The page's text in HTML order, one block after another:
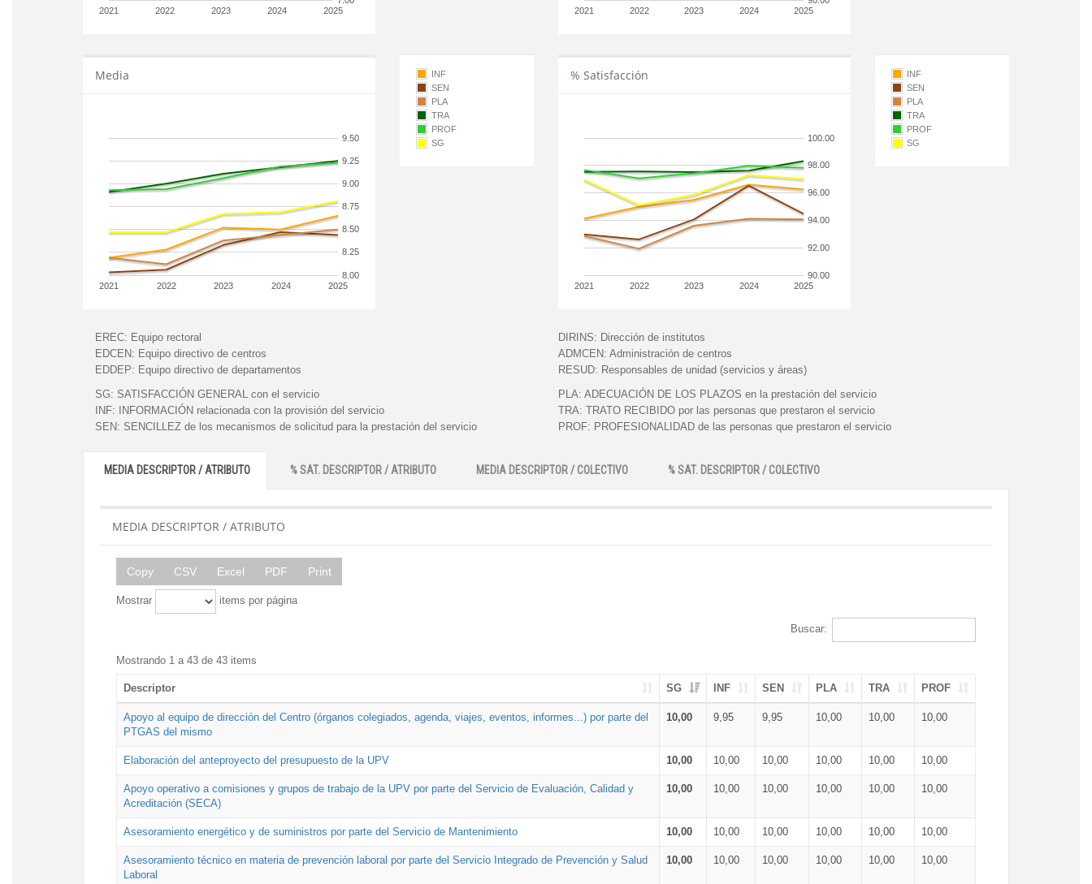
2021 2022 2023 2024 2025 2021 2022 2023 2024 2025
Media
2021 2022 2023 2024 2025
8.00
8.25
8.50
8.75
9.00
9.25
9.50
INF
SEN
PLA
TRA
PROF
SG
% Satisfacción
2021 2022 2023 2024 2025
90.00
92.00
94.00
96.00
98.00
100.00
INF
SEN
PLA
TRA
PROF
SG
EREC: Equipo rectoral
EDCEN: Equipo directivo de centros
EDDEP: Equipo directivo de departamentos
DIRINS: Dirección de institutos
ADMCEN: Administración de centros
RESUD: Responsables de unidad (servicios y áreas)
SG: SATISFACCIÓN GENERAL con el servicio
INF:
INFORMACIÓN relacionada con la provisión del servicio
SEN: SENCILLEZ de los mecanismos de solicitud para la prestación del servicio
PLA: ADECUACIÓN DE LOS PLAZOS en la prestación del servicio
TRA: TRATO RECIBIDO por las personas que prestaron el servicio
PROF: PROFESIONALIDAD de las personas que prestaron el servicio
MEDIA DESCRIPTOR / ATRIBUTO % SAT. DESCRIPTOR / ATRIBUTO MEDIA DESCRIPTOR / COLECTIVO % SAT. DESCRIPTOR / COLECTIVO
MEDIA DESCRIPTOR / ATRIBUTO
Copy CSV Excel PDF Print
Mostrar items por página
Buscar:
Mostrando 1 a 43 de 43 items
Descriptor SG INF SEN PLA TRA PROF
Apoyo al equipo de dirección del Centro (órganos colegiados, agenda, viajes, eventos, informes...) por parte del
PTGAS del mismo
10,00 9,95 9,95 10,00 10,00 10,00
Elaboración del anteproyecto del presupuesto de la UPV 10,00 10,00 10,00 10,00 10,00 10,00
Apoyo operativo a comisiones y grupos de trabajo de la UPV por parte del Servicio de Evaluación, Calidad y
Acreditación (SECA)
10,00 10,00 10,00 10,00 10,00 10,00
Asesoramiento energético y de suministros por parte del Servicio de Mantenimiento 10,00 10,00 10,00 10,00 10,00 10,00
Asesoramiento técnico en materia de prevención laboral por parte del Servicio Integrado de Prevención y Salud
Laboral
10,00 10,00 10,00 10,00 10,00 10,00